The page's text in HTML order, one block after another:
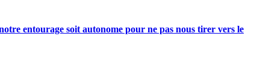
entourage soit autonome pour ne pas nous tirer vers le